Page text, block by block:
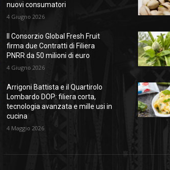
nuovi consumatori
4 Giugno 2026
Il Consorzio Global Fresh Fruit
firma due Contratti di Filiera
PNRR da 50 milioni di euro
4 Giugno 2026
Arrigoni Battista e il Quartirolo
Lombardo DOP: filiera corta,
tecnologia avanzata e mille usi in
cucina
4 Maggio 2026